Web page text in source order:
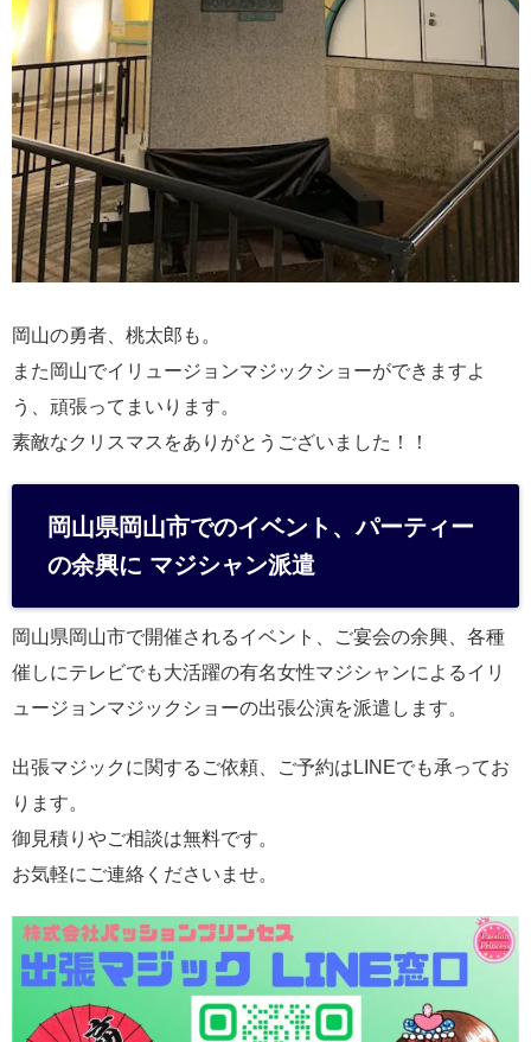
岡山の勇者、桃太郎も。
また岡山でイリュージョンマジックショーができますよ
う、頑張ってまいります。
素敵なクリスマスをありがとうございました！！
岡山県岡山市でのイベント、パーティー
の余興に マジシャン派遣
岡山県岡山市で開催されるイベント、ご宴会の余興、各種
催しにテレビでも大活躍の有名女性マジシャンによるイリ
ュージョンマジックショーの出張公演を派遣します。
出張マジックに関するご依頼、ご予約はLINEでも承ってお
ります。
御見積りやご相談は無料です。
お気軽にご連絡くださいませ。